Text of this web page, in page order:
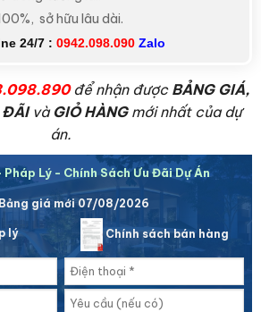
sở hữu lâu dài.
24/7 : 0942.098.090 Zalo
để nhận được BẢNG GIÁ,
ĐÃIvàGIỎ HÀNGmới nhất của dự
án.
Pháp Lý - Chính Sách Ưu Đãi Dự Án
Bảng giá mới 07/08/2026
lý Chính sách bán hàng